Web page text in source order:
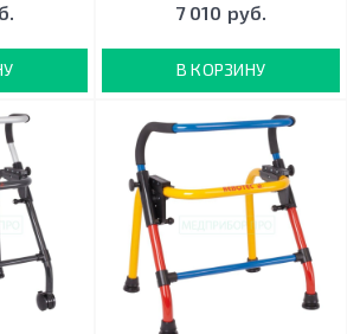
7 010 руб.
В КОРЗИНУ